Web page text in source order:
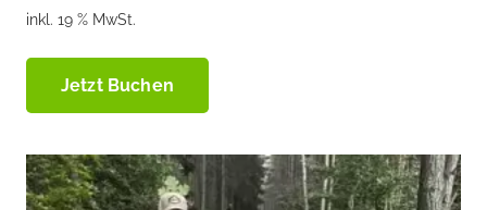
inkl. 19 % MwSt.
Jetzt Buchen